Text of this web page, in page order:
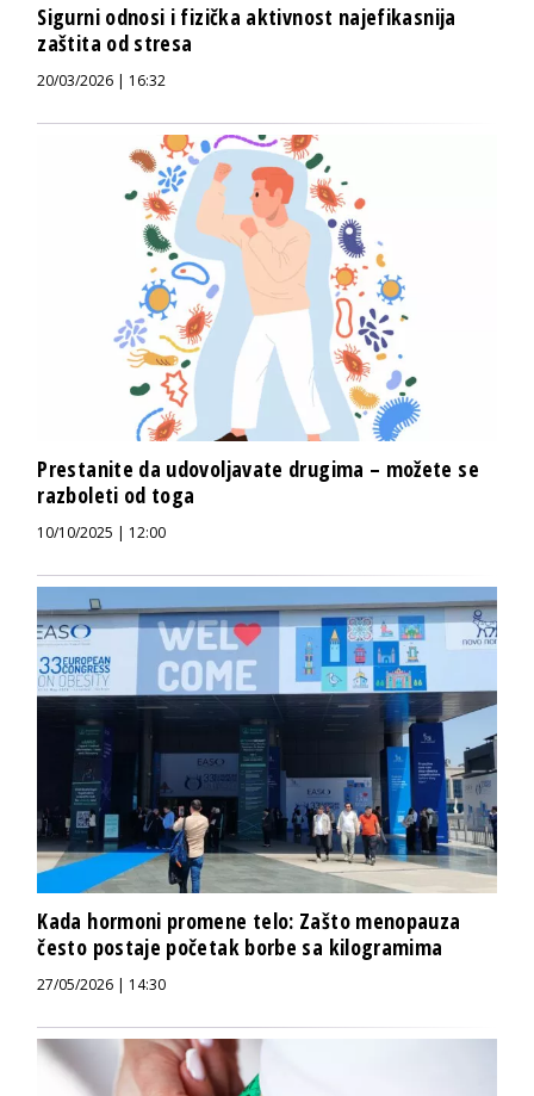
Sigurni odnosi i fizička aktivnost najefikasnija
zaštita od stresa
20/03/2026 | 16:32
Prestanite da udovoljavate drugima – možete se
razboleti od toga
10/10/2025 | 12:00
Kada hormoni promene telo: Zašto menopauza
često postaje početak borbe sa kilogramima
27/05/2026 | 14:30